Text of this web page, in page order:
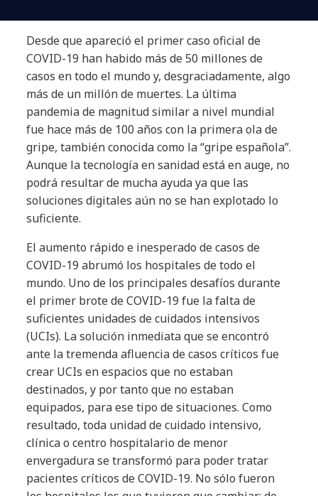
Desde que apareció el primer caso oficial de
COVID-19 han habido más de 50 millones de
casos en todo el mundo y, desgraciadamente, algo
más de un millón de muertes. La última
pandemia de magnitud similar a nivel mundial
fue hace más de 100 años con la primera ola de
gripe, también conocida como la “gripe española”.
Aunque la tecnología en sanidad está en auge, no
podrá resultar de mucha ayuda ya que las
soluciones digitales aún no se han explotado lo
suficiente.
El aumento rápido e inesperado de casos de
COVID-19 abrumó los hospitales de todo el
mundo. Uno de los principales desafíos durante
el primer brote de COVID-19 fue la falta de
suficientes unidades de cuidados intensivos
(UCIs). La solución inmediata que se encontró
ante la tremenda afluencia de casos críticos fue
crear UCIs en espacios que no estaban
destinados, y por tanto que no estaban
equipados, para ese tipo de situaciones. Como
resultado, toda unidad de cuidado intensivo,
clínica o centro hospitalario de menor
envergadura se transformó para poder tratar
pacientes críticos de COVID-19. No sólo fueron